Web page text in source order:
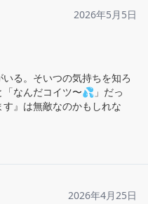
2026年5月5日
る。そいつの気持ちを知ろ
なんだコイツ〜💦」だっ
』は無敵なのかもしれな
2026年4月25日